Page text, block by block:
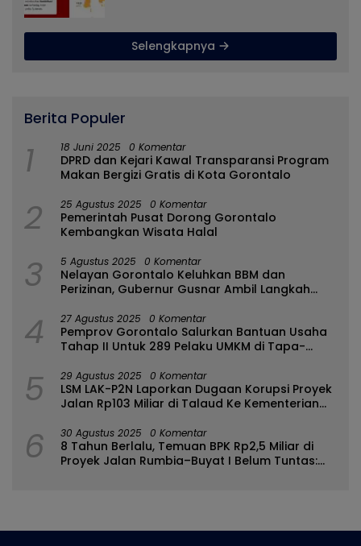
Selengkapnya
Berita Populer
1 18 Juni 2025 0 Komentar
DPRD dan Kejari Kawal Transparansi Program
Makan Bergizi Gratis di Kota Gorontalo
2 25 Agustus 2025 0 Komentar
Pemerintah Pusat Dorong Gorontalo
Kembangkan Wisata Halal
3 5 Agustus 2025 0 Komentar
Nelayan Gorontalo Keluhkan BBM dan
Perizinan, Gubernur Gusnar Ambil Langkah
4 27 Agustus 2025 0 Komentar
Pemprov Gorontalo Salurkan Bantuan Usaha
Tahap II Untuk 289 Pelaku UMKM di Tapa-
5 29 Agustus 2025 0 Komentar
LSM LAK-P2N Laporkan Dugaan Korupsi Proyek
Jalan Rp103 Miliar di Talaud Ke Kementerian
6 30 Agustus 2025 0 Komentar
8 Tahun Berlalu, Temuan BPK Rp2,5 Miliar di
Proyek Jalan Rumbia–Buyat I Belum Tuntas: